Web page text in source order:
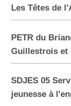
Les Têtes de
PETR du
Guillestrois et
SDJES 05
jeunesse à